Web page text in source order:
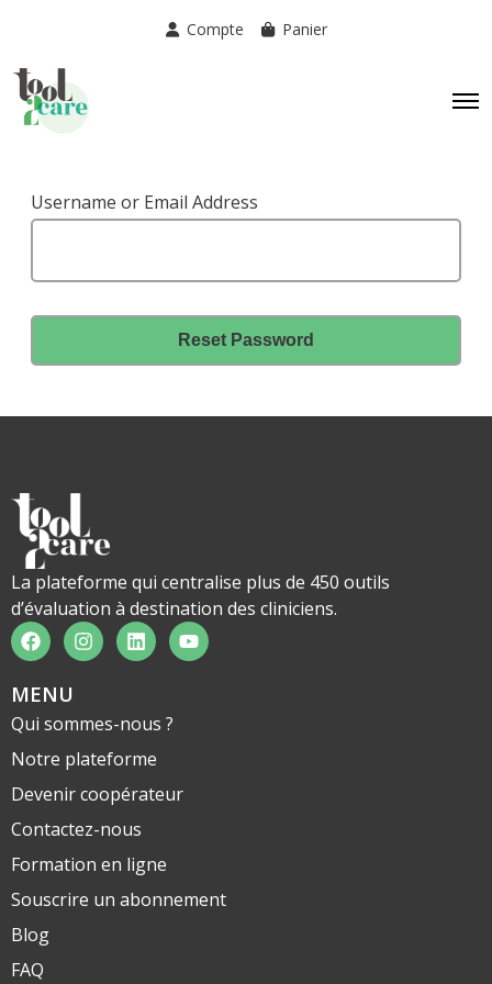
Compte Panier
Username or Email Address
La plateforme qui centralise plus de 450 outils
d’évaluation à destination des cliniciens.
MENU
Qui sommes-nous ?
Notre plateforme
Devenir coopérateur
Contactez-nous
Formation en ligne
Souscrire un abonnement
Blog
FAQ